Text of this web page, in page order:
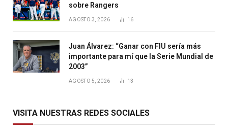
sobre Rangers
AGOSTO 3, 2026 16
Juan Álvarez: “Ganar con FIU sería más
importante para mí que la Serie Mundial de
2003”
AGOSTO 5, 2026 13
VISITA NUESTRAS REDES SOCIALES